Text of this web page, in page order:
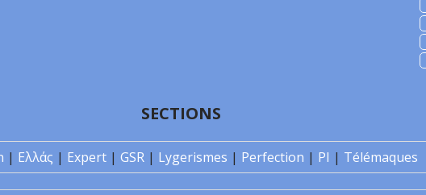
SECTIONS
| Ελλάς | Expert | GSR | Lygerismes | Perfection | PI | Télémaques